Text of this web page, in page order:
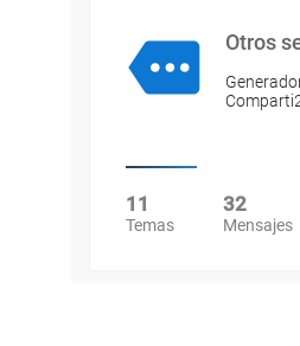
Otros
11
Temas
32
Mensajes